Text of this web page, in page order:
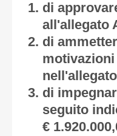
di
all'allegato
di
nell'
di
seguito
€